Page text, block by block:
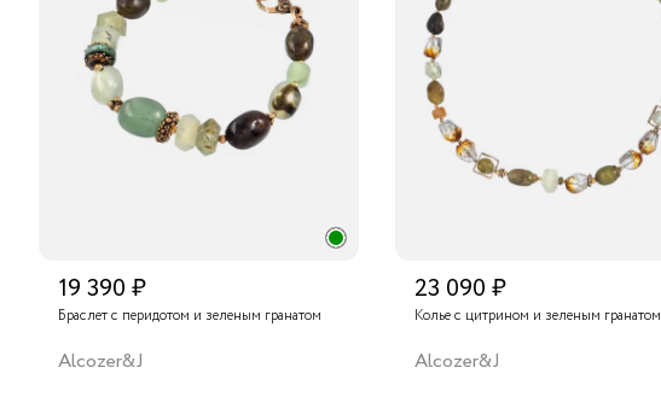
19 390 ₽
Браслет с перидотом и зеленым гранатом
Alcozer&J
23 090 ₽
Колье с цитрином и зеленым гранатом
Alcozer&J